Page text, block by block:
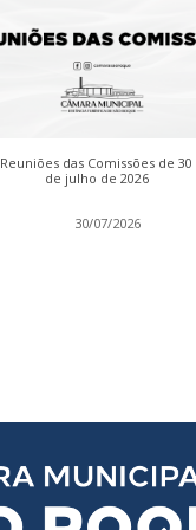
Reuniões das Comissões de 30
de julho de 2026
30/07/2026